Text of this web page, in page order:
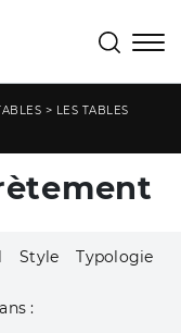
> LES TABLES
Style Typologie
: